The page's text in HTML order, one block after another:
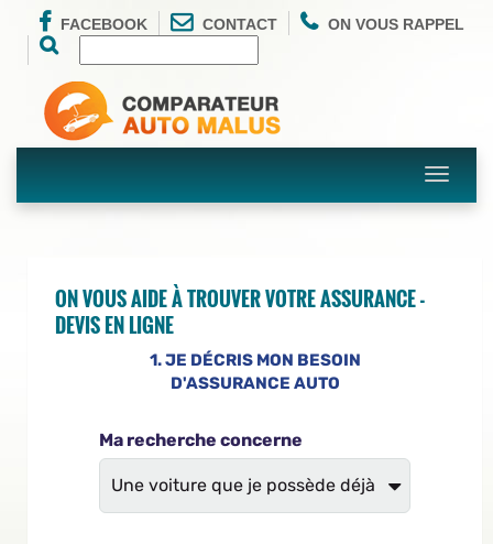
FACEBOOK CONTACT ON VOUS RAPPEL
Toggle
ON VOUS AIDE À TROUVER VOTRE ASSURANCE -
DEVIS EN LIGNE